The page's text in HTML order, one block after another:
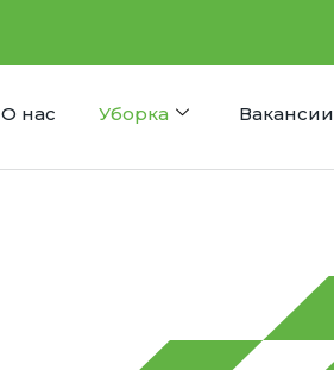
О нас Уборка Вакансии